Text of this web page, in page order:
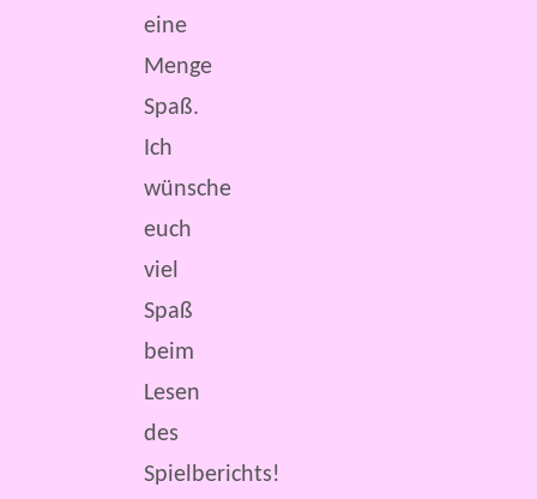
eine
Menge
Spaß.
Ich
wünsche
euch
viel
Spaß
beim
Lesen
des
Spielberichts!